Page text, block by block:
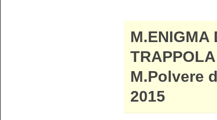
M.ENIGMA
M.Polvere
2015